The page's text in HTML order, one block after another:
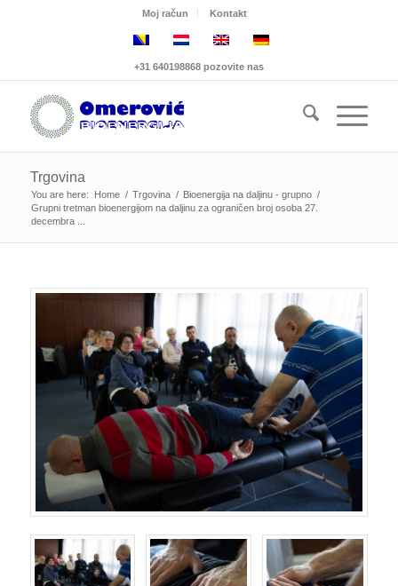
Moj račun Kontakt
+31 640198868 pozovite nas
Trgovina
You are here: Home / Trgovina / Bioenergija na daljinu - grupno /
Grupni tretman bioenergijom na daljinu za ograničen broj osoba 27.
decembra ...